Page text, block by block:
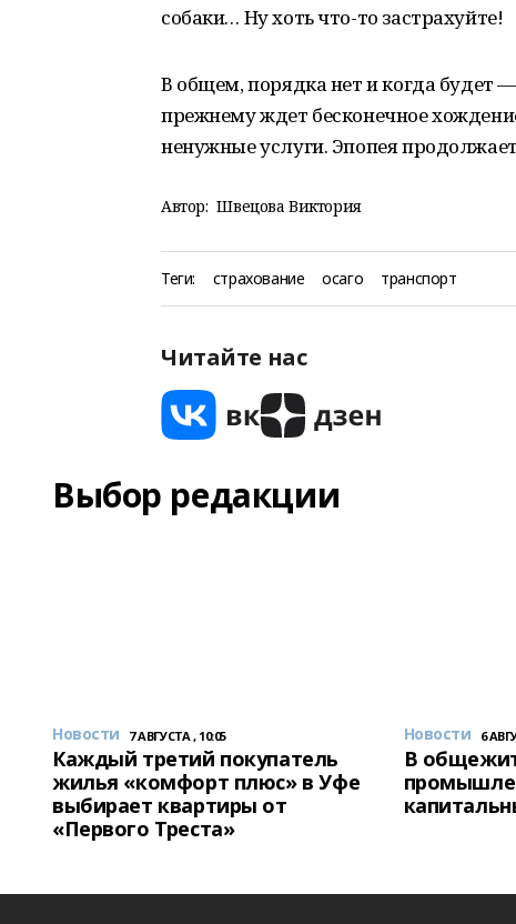
собаки… Ну хоть что-то застрахуйте!
В общем, порядка нет и когда будет
прежнему ждет бесконечное
ненужные услуги. Эпопея
Автор: Швецова Виктория
Теги: страхование осаго транспорт
Читайте нас
Выбор редакции
Новости 7 АВГУСТА , 10:05
Каждый третий покупатель
жилья «комфорт плюс» в Уфе
выбирает квартиры от
«Первого Треста»
Новости 6
В